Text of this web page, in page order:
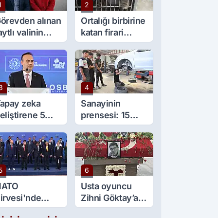
alınan
valinin
sürpriz
görev
2
Ortalığı birbirine
katan firari
maymun, kadını
yaraladı
zeka
5
lira kredi
4
Sanayinin
prensesi: 15
yaşında 5 çırağı
var
an:
6
Usta oyuncu
Zihni Göktay’a
veda